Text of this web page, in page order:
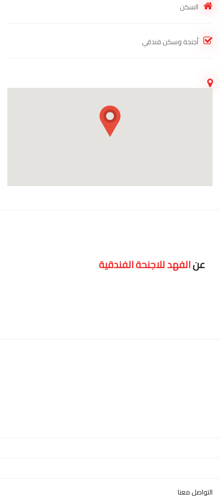
السكن
أجنحة وسكن فندقي
عنالفهد للاجنحة الفندقية
التواصل معنا